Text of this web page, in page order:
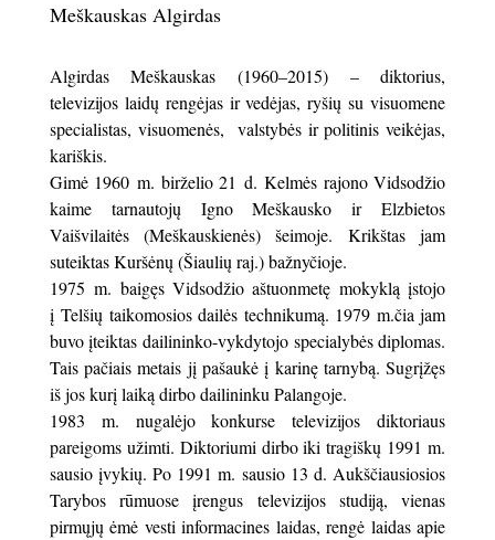
Meškauskas Algirdas
Algirdas Meškauskas (1960–2015) – diktorius,
televizijos laidų rengėjas ir vedėjas, ryšių su visuomene
specialistas, visuomenės, valstybės ir politinis veikėjas,
kariškis.
Gimė 1960 m. birželio 21 d. Kelmės rajono Vidsodžio
kaime tarnautojų Igno Meškausko ir Elzbietos
Vaišvilaitės (Meškauskienės) šeimoje. Krikštas jam
suteiktas Kuršėnų (Šiaulių raj.) bažnyčioje.
1975 m. baigęs Vidsodžio aštuonmetę mokyklą įstojo
į Telšių taikomosios dailės technikumą. 1979 m.čia jam
buvo įteiktas dailininko-vykdytojo specialybės diplomas.
Tais pačiais metais jį pašaukė į karinę tarnybą. Sugrįžęs
iš jos kurį laiką dirbo dailininku Palangoje.
1983 m. nugalėjo konkurse televizijos diktoriaus
pareigoms užimti. Diktoriumi dirbo iki tragiškų 1991 m.
sausio įvykių. Po 1991 m. sausio 13 d. Aukščiausiosios
Tarybos rūmuose įrengus televizijos studiją, vienas
pirmųjų ėmė vesti informacines laidas, rengė laidas apie